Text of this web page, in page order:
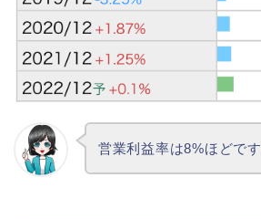
営業利益率は8%ほどです